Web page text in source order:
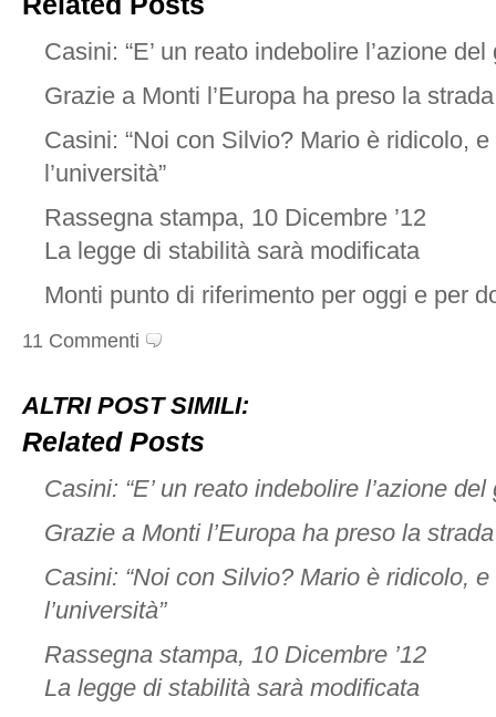
Casini: “E’ un reato indebolire l’azione
Grazie a Monti l’Europa ha preso la
Casini: “Noi con Silvio? Mario è ridicolo,
l’università”
Rassegna stampa, 10 Dicembre ’12
La legge di stabilità sarà modificata
Monti punto di riferimento per oggi e per
11 Commenti
ALTRI POST SIMILI:
Related Posts
Casini: “E’ un reato indebolire l’azione
Grazie a Monti l’Europa ha preso la
Casini: “Noi con Silvio? Mario è ridicolo,
l’università”
Rassegna stampa, 10 Dicembre ’12
La legge di stabilità sarà modificata